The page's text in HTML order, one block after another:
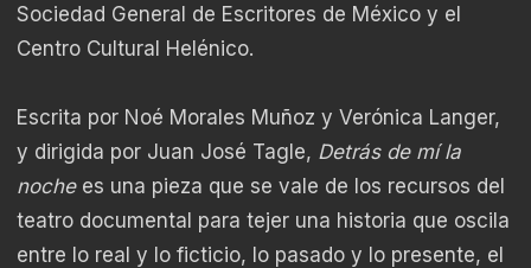
Sociedad General de Escritores de México y el
Centro Cultural Helénico.
Escrita por Noé Morales Muñoz y Verónica Langer,
y dirigida por Juan José Tagle, Detrás de mí la
nochees una pieza que se vale de los recursos del
teatro documental para tejer una historia que oscila
entre lo real y lo ficticio, lo pasado y lo presente, el